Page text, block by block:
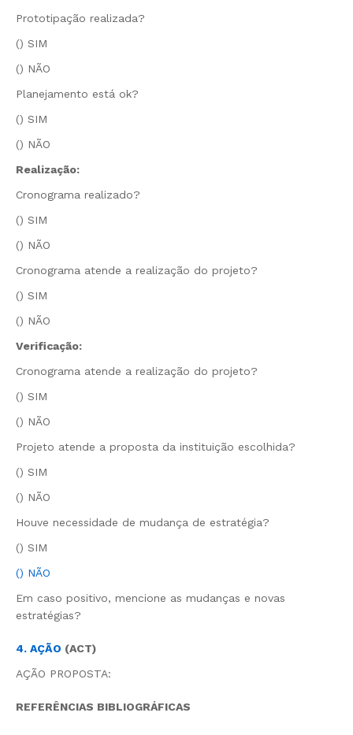
Prototipação realizada?
() SIM
() NÃO
Planejamento está ok?
() SIM
() NÃO
Realização:
Cronograma realizado?
() SIM
() NÃO
Cronograma atende a realização do projeto?
() SIM
() NÃO
Verificação:
Cronograma atende a realização do projeto?
() SIM
() NÃO
Projeto atende a proposta da instituição escolhida?
() SIM
() NÃO
Houve necessidade de mudança de estratégia?
() SIM
() NÃO
Em caso positivo, mencione as mudanças e novas
estratégias?
4. AÇÃO (ACT)
AÇÃO PROPOSTA:
REFERÊNCIAS BIBLIOGRÁFICAS